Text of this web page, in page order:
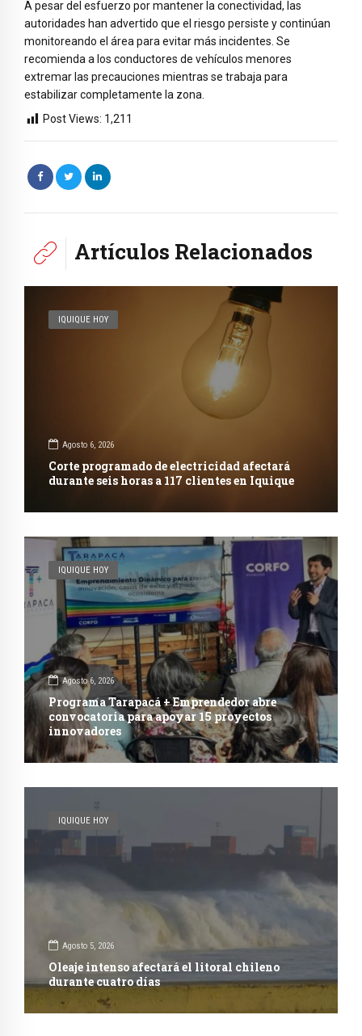
A pesar del esfuerzo por mantener la conectividad, las
autoridades han advertido que el riesgo persiste y continúan
monitoreando el área para evitar más incidentes. Se
recomienda a los conductores de vehículos menores
extremar las precauciones mientras se trabaja para
estabilizar completamente la zona.
Post Views: 1,211
Artículos Relacionados
IQUIQUE HOY
Agosto 6, 2026
Corte programado de electricidad afectará
durante seis horas a 117 clientes en Iquique
IQUIQUE HOY
Agosto 6, 2026
Programa Tarapacá + Emprendedor abre
convocatoria para apoyar 15 proyectos
innovadores
IQUIQUE HOY
Agosto 5, 2026
Oleaje intenso afectará el litoral chileno
durante cuatro días